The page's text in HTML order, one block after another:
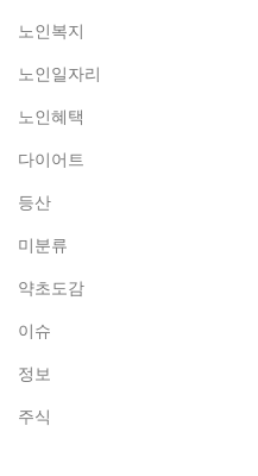
노인복지
노인일자리
노인혜택
다이어트
등산
미분류
약초도감
이슈
정보
주식